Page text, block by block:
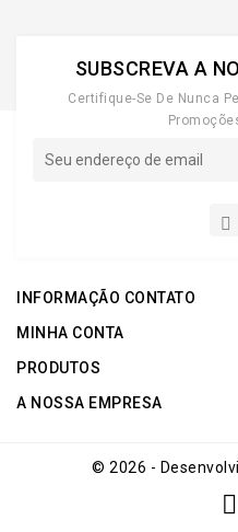
SUBSCREVA A
Certifique-Se De Nunca
INFORMAÇÃO CONTATO
MINHA CONTA
PRODUTOS
A NOSSA EMPRESA
© 2026 -